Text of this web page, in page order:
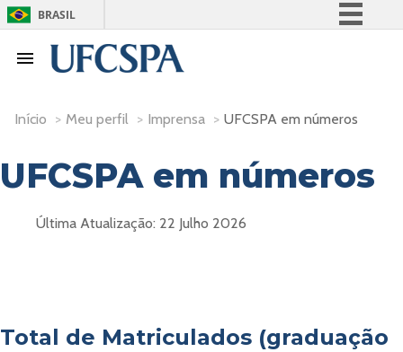
BRASIL
Legislação
Canais
Início > Meu perfil > Imprensa > UFCSPA em números
UFCSPA em números
Última Atualização: 22 Julho 2026
Total de Matriculados (graduação